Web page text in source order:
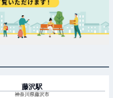
藤沢駅
神奈川県藤沢市